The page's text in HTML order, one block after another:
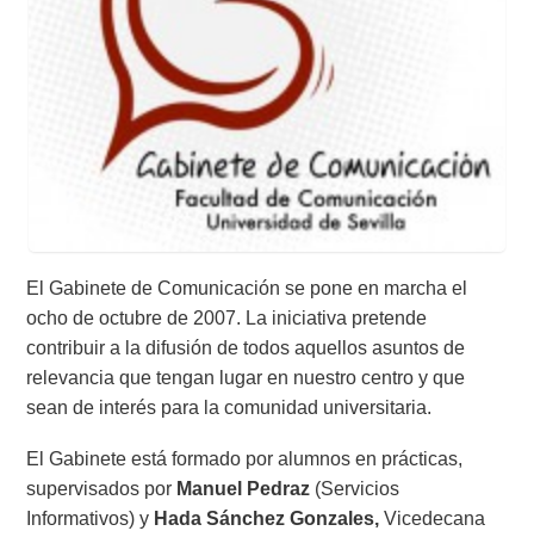
El Gabinete de Comunicación se pone en marcha el
ocho de octubre de 2007. La iniciativa pretende
contribuir a la difusión de todos aquellos asuntos de
relevancia que tengan lugar en nuestro centro y que
sean de interés para la comunidad universitaria.
El Gabinete está formado por alumnos en prácticas,
supervisados por Manuel Pedraz (Servicios
Informativos) y Hada Sánchez Gonzales,Vicedecana